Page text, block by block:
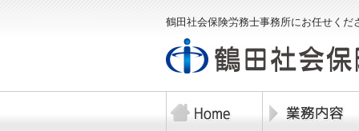
鶴田社会保険労務士事務所にお任せくだ